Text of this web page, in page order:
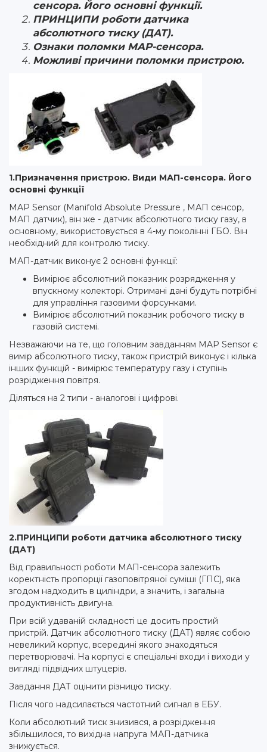
сенсора. Його основні функції.
ПРИНЦИПИ роботи датчика
абсолютного тиску (ДАТ).
Ознаки поломки MAP-сенсора.
Можливі причини поломки пристрою.
1.Призначення пристрою. Види МАП-сенсора. Його
основні функції
MAP Sensor (Manifold Absolute Pressure , МАП сенсор,
МАП датчик), він же - датчик абсолютного тиску газу, в
основному, використовується в 4-му поколінні ГБО. Він
необхідний для контролю тиску.
МАП-датчик виконує 2 основні функції:
Вимірює абсолютний показник розрядження у
впускному колекторі. Отримані дані будуть потрібні
для управління газовими форсунками.
Вимірює абсолютний показник робочого тиску в
газовій системі.
Незважаючи на те, що головним завданням MAP Sensor є
вимір абсолютного тиску, також пристрій виконує і кілька
інших функцій - вимірює температуру газу і ступінь
розрідження повітря.
Діляться на 2 типи - аналогові і цифрові.
2.ПРИНЦИПИ роботи датчика абсолютного тиску
(ДАТ)
Від правильності роботи МАП-сенсора залежить
коректність пропорції газоповітряної суміші (ГПС), яка
згодом надходить в циліндри, а значить, і загальна
продуктивність двигуна.
При всій удаваній складності це досить простий
пристрій. Датчик абсолютного тиску (ДАТ) являє собою
невеликий корпус, всередині якого знаходяться
перетворювачі. На корпусі є спеціальні входи і виходи у
вигляді підвідних штуцерів.
Завдання ДАТ оцінити різницю тиску.
Після чого надсилається частотний сигнал в ЕБУ.
Коли абсолютний тиск знизився, а розрідження
збільшилося, то вихідна напруга МАП-датчика
знижується.